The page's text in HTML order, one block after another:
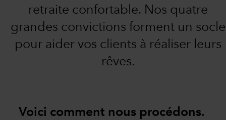
retraite confortable. Nos quatre
grandes convictions forment un socle
pour aider vos clients à réaliser leurs
rêves.
Voici comment nous procédons.